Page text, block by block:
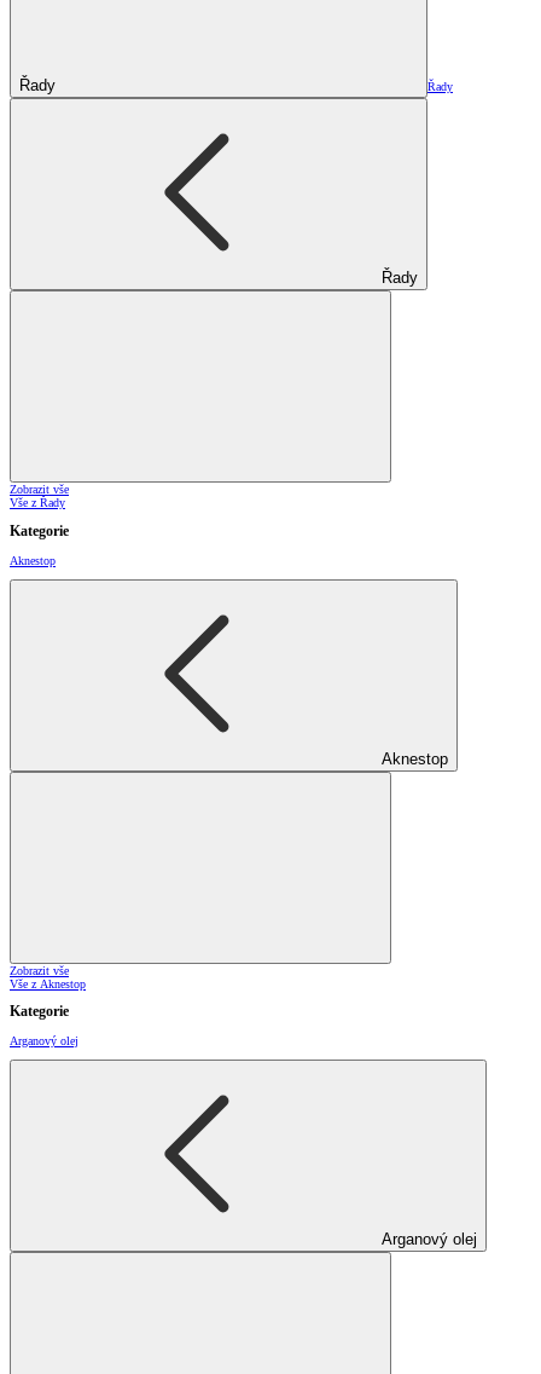
Řady Řady
Řady
Zobrazit vše
Vše z Řady
Kategorie
Aknestop
Aknestop
Zobrazit vše
Vše z Aknestop
Kategorie
Arganový olej
Arganový olej